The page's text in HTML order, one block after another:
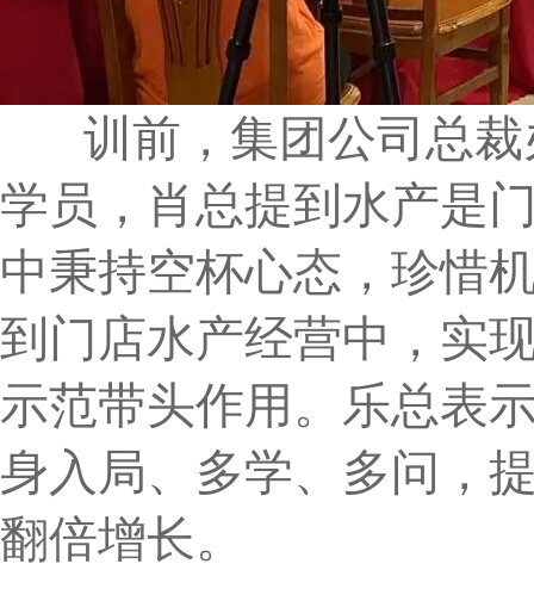
训前，集团公司总裁
学员，肖总提到水产是
中秉持空杯心态，珍惜
到门店水产经营中，实
示范带头作用。乐总表
身入局、多学、多问，
翻倍增长。